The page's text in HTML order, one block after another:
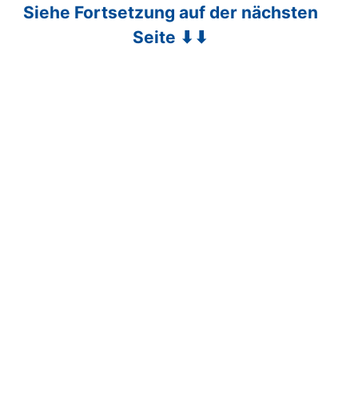
Siehe Fortsetzung auf der nächsten
Seite ⬇⬇